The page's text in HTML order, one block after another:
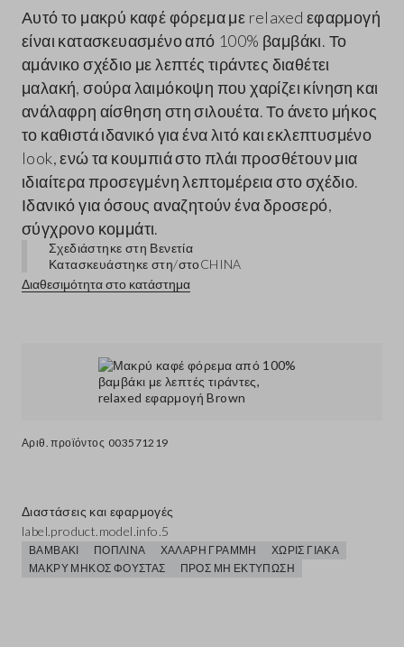
Αριθ. προϊόντος 003571219
Αυτό το μακρύ καφέ φόρεμα με relaxed εφαρμογή
είναι κατασκευασμένο από 100% βαμβάκι. Το
αμάνικο σχέδιο με λεπτές τιράντες διαθέτει
μαλακή, σούρα λαιμόκοψη που χαρίζει κίνηση και
ανάλαφρη αίσθηση στη σιλουέτα. Το άνετο μήκος
το καθιστά ιδανικό για ένα λιτό και εκλεπτυσμένο
look, ενώ τα κουμπιά στο πλάι προσθέτουν μια
ιδιαίτερα προσεγμένη λεπτομέρεια στο σχέδιο.
Ιδανικό για όσους αναζητούν ένα δροσερό,
σύγχρονο κομμάτι.
Σχεδιάστηκε στη Βενετία
Κατασκευάστηκε στη/στοCHINA
Διαθεσιμότητα στο κατάστημα
Διαστάσεις και εφαρμογές
label.product.model.info.5
ΒΑΜΒΆΚΙ ΠΟΠΛΊΝΑ ΧΑΛΑΡΉ ΓΡΑΜΜΉ
ΧΩΡΊΣ ΓΙΑΚΆ
ΜΑΚΡΎ ΜΉΚΟΣ ΦΟΎΣΤΑΣ
ΠΡΟΣ ΜΗ ΕΚΤΎΠΩΣΗ